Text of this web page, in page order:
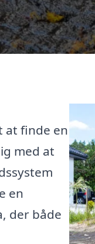
at finde en
med at
en
der både